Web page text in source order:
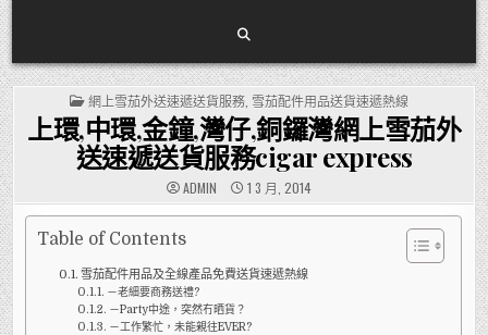
POSTED
IN
網上雪茄外送速遞送貨服務, 雪茄配件用品送貨速遞熱線
上環,中環,金鐘,灣仔,銅鑼灣網上雪茄外
送速遞送貨服務cigar express
ADMIN 1 3 月, 2014
Table of Contents
雪茄配件用品及全線產品免費送貨速遞熱線
－老細要商務送禮?
－Party中途，突然冇晒貨？
－工作繁忙，未能親往EVER?